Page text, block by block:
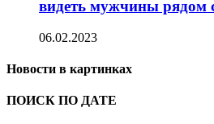
видеть мужчины рядом
06.02.2023
Новости в картинках
ПОИСК ПО ДАТЕ